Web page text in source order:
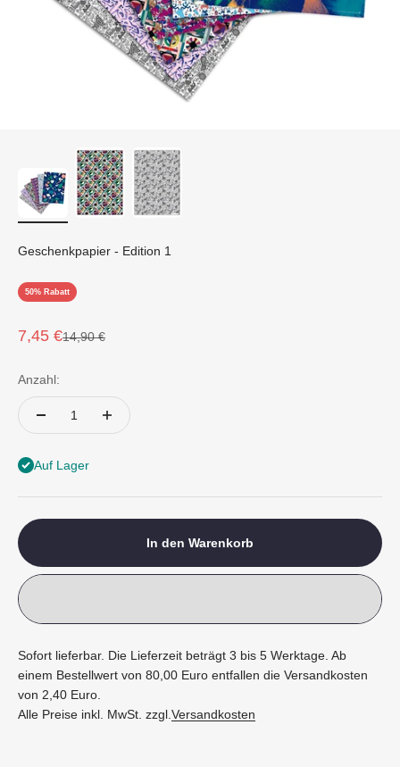
Geschenkpapier - Edition 1
50% Rabatt
Angebot
7,45 €Regulärer Preis
14,90 €
Anzahl:
Auf Lager
In den Warenkorb
Sofort lieferbar. Die Lieferzeit beträgt 3 bis 5 Werktage. Ab
einem Bestellwert von 80,00 Euro entfallen die Versandkosten
von 2,40 Euro.
Alle Preise inkl. MwSt. zzgl.Versandkosten